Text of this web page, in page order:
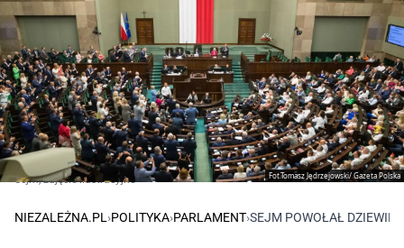
Fot.Tomasz Jędrzejowski/ Gazeta Polska
Sejm, zdjęcie ilustracyjne
NIEZALEŻNA.PL ›POLITYKA›PARLAMENT›SEJM POWOŁAŁ